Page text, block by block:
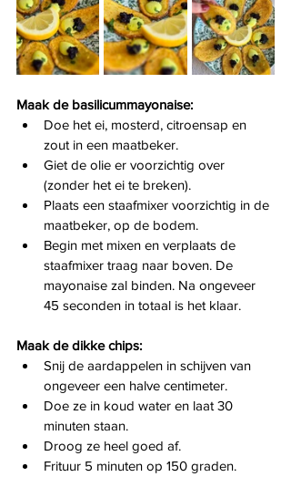
Maak de basilicummayonaise:
Doe het ei, mosterd, citroensap en
zout in een maatbeker.
Giet de olie er voorzichtig over
(zonder het ei te breken).
Plaats een staafmixer voorzichtig in de
maatbeker, op de bodem.
Begin met mixen en verplaats de
staafmixer traag naar boven. De
mayonaise zal binden. Na ongeveer
45 seconden in totaal is het klaar.
Maak de dikke chips:
Snij de aardappelen in schijven van
ongeveer een halve centimeter.
Doe ze in koud water en laat 30
minuten staan.
Droog ze heel goed af.
Frituur 5 minuten op 150 graden.